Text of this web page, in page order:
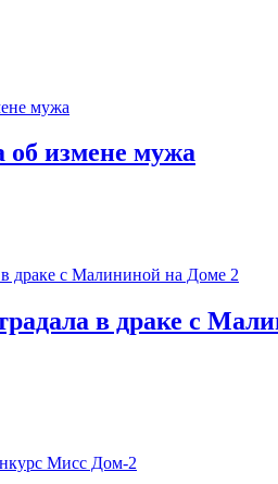
об измене мужа
в драке с